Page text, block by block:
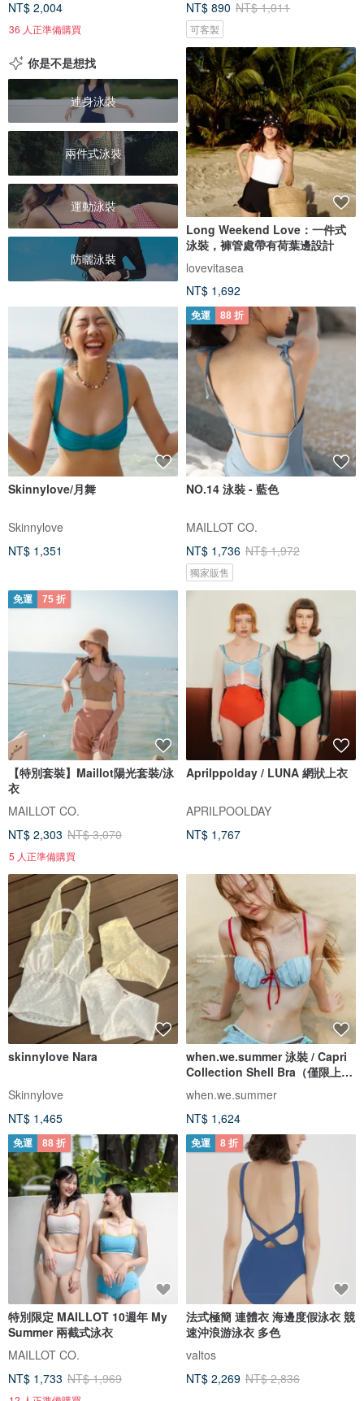
NT$ 2,004
36 人正準備購買
NT$ 890 NT$ 1,011
可客製
你是不是想找
連身泳裝
兩件式泳裝
運動泳裝
防曬泳裝
Long Weekend Love：一件式
泳裝，褲管處帶有荷葉邊設計
lovevitasea
NT$ 1,692
Skinnylove/月舞
Skinnylove
NT$ 1,351
免運 88 折
NO.14 泳裝 - 藍色
MAILLOT CO.
NT$ 1,736 NT$ 1,972
獨家販售
免運 75 折
【特別套裝】Maillot陽光套裝/泳
衣
MAILLOT CO.
NT$ 2,303 NT$ 3,070
5 人正準備購買
Aprilppolday / LUNA 網狀上衣
APRILPOOLDAY
NT$ 1,767
skinnylove Nara
Skinnylove
NT$ 1,465
when.we.summer 泳裝 / Capri
Collection Shell Bra（僅限上
衣）
when.we.summer
NT$ 1,624
免運 88 折
特別限定 MAILLOT 10週年 My
Summer 兩截式泳衣
MAILLOT CO.
NT$ 1,733 NT$ 1,969
免運 8 折
法式極簡 連體衣 海邊度假泳衣 競
速沖浪游泳衣 多色
valtos
NT$ 2,269 NT$ 2,836